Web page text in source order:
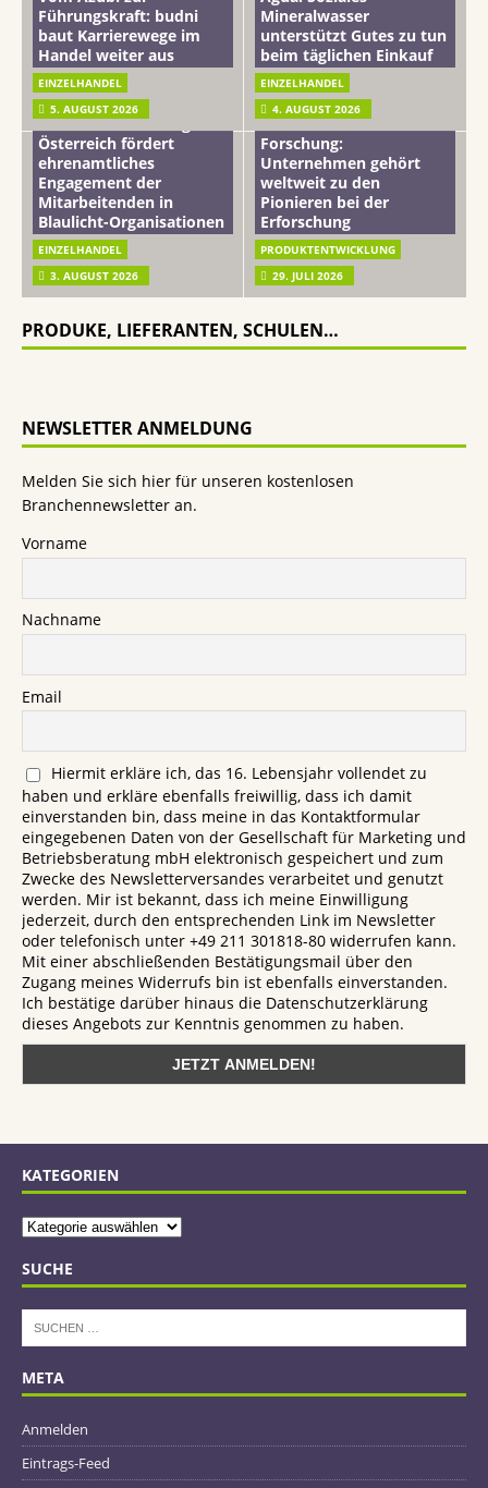
Führungskraft: budni
baut Karrierewege im
Handel weiter aus
EINZELHANDEL
5. AUGUST 2026
Mineralwasser
unterstützt Gutes zu tun
beim täglichen Einkauf
EINZELHANDEL
4. AUGUST 2026
mehr vom leben tag: dm
Österreich fördert
ehrenamtliches
Engagement der
Mitarbeitenden in
Blaulicht-Organisationen
EINZELHANDEL
3. AUGUST 2026
Beiersdorf
Hautmikrobiom-
Forschung:
Unternehmen gehört
weltweit zu den
Pionieren bei der
Erforschung
PRODUKTENTWICKLUNG
29. JULI 2026
PRODUKE, LIEFERANTEN, SCHULEN…
NEWSLETTER ANMELDUNG
Melden Sie sich hier für unseren kostenlosen
Branchennewsletter an.
Vorname
Nachname
Email
Hiermit erkläre ich, das 16. Lebensjahr vollendet zu
haben und erkläre ebenfalls freiwillig, dass ich damit
einverstanden bin, dass meine in das Kontaktformular
eingegebenen Daten von der Gesellschaft für Marketing und
Betriebsberatung mbH elektronisch gespeichert und zum
Zwecke des Newsletterversandes verarbeitet und genutzt
werden. Mir ist bekannt, dass ich meine Einwilligung
jederzeit, durch den entsprechenden Link im Newsletter
oder telefonisch unter +49 211 301818-80 widerrufen kann.
Mit einer abschließenden Bestätigungsmail über den
Zugang meines Widerrufs bin ist ebenfalls einverstanden.
Ich bestätige darüber hinaus die Datenschutzerklärung
dieses Angebots zur Kenntnis genommen zu haben.
KATEGORIEN
SUCHE
META
Anmelden
Eintrags-Feed